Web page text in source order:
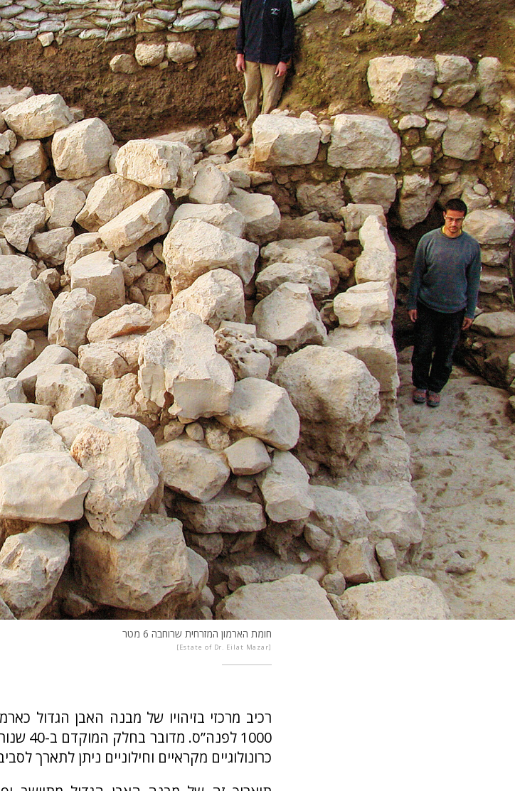
חומת הארמון המזרחית שרוחבה 6 מטר
Estate of Dr. Eilat Mazar
רכיב מרכזי בזיהויו של מבנה האבן הגדול
1000
כרונולוגיים מקראיים וחילוניים ניתן לתארך לסביבות